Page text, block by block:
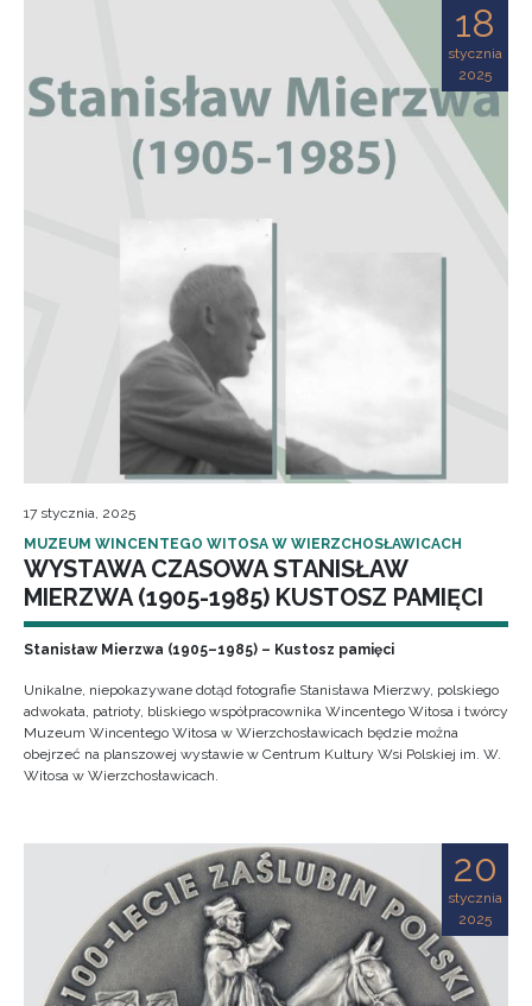
18
stycznia
2025
17 stycznia, 2025
MUZEUM WINCENTEGO WITOSA W WIERZCHOSŁAWICACH
WYSTAWA CZASOWA STANISŁAW
MIERZWA (1905-1985) KUSTOSZ PAMIĘCI
Stanisław Mierzwa (1905–1985) – Kustosz pamięci
Unikalne, niepokazywane dotąd fotografie Stanisława Mierzwy, polskiego
adwokata, patrioty, bliskiego współpracownika Wincentego Witosa i twórcy
Muzeum Wincentego Witosa w Wierzchosławicach będzie można
obejrzeć na planszowej wystawie w Centrum Kultury Wsi Polskiej im. W.
Witosa w Wierzchosławicach.
20
stycznia
2025